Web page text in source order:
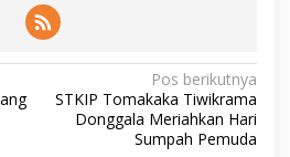
Pos berikutnya
STKIP Tomakaka Tiwikrama
Donggala Meriahkan Hari
Sumpah Pemuda